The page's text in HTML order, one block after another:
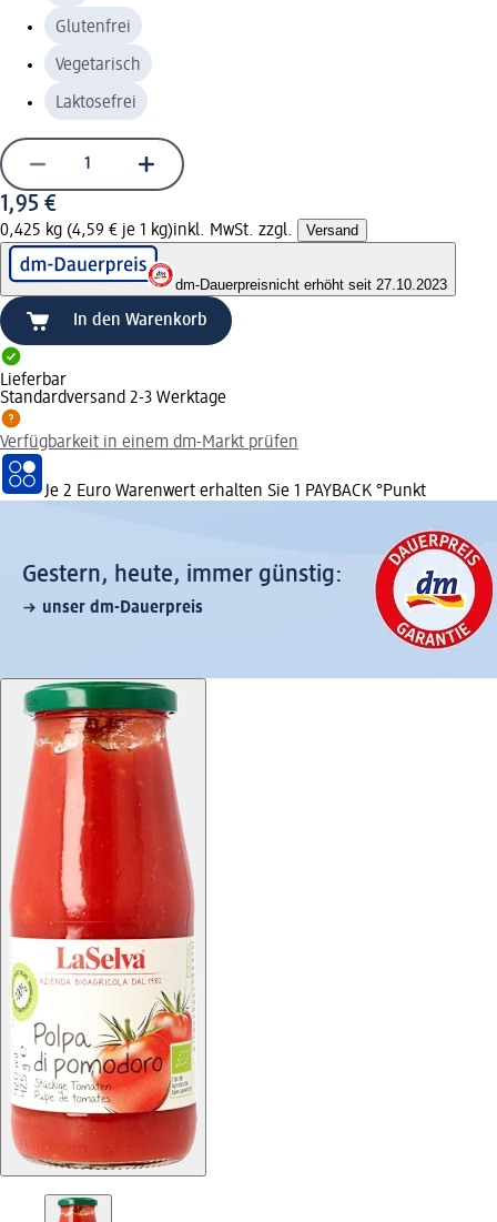
Glutenfrei
Vegetarisch
Laktosefrei
1,95 €
0,425 kg (4,59 € je 1 kg)inkl. MwSt. zzgl. Versand
dm-Dauerpreisnicht erhöht seit 27.10.2023
In den Warenkorb
Lieferbar
Standardversand 2-3 Werktage
Verfügbarkeit in einem dm-Markt prüfen
Je 2 Euro Warenwert erhalten Sie 1 PAYBACK °Punkt
Gestern, heute, immer günstig:
unser dm-Dauerpreis